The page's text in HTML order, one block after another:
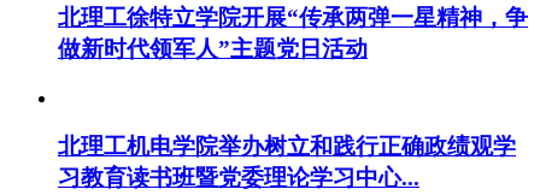
北理工徐特立学院开展“传承两弹一星精神，争
做新时代领军人”主题党日活动
北理工机电学院举办树立和践行正确政绩观学
习教育读书班暨党委理论学习中心...